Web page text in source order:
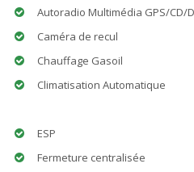
Autoradio Multimédia GPS/CD/
Caméra de recul
Chauffage Gasoil
Climatisation Automatique
ESP
Fermeture centralisée